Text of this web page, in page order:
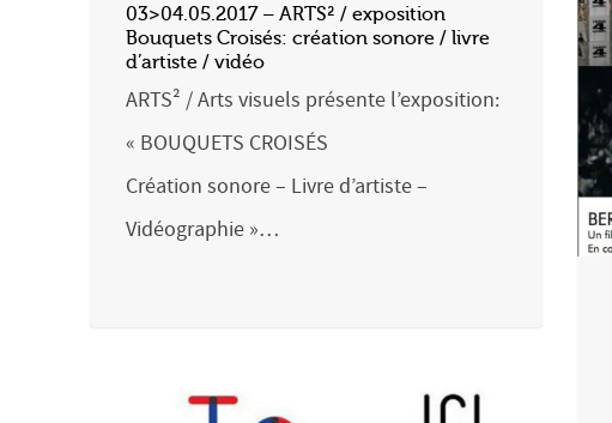
03>04.05.2017 – ARTS² / exposition
Bouquets Croisés: création sonore / livre
d’artiste / vidéo
ARTS² / Arts visuels présente l’exposition:
« BOUQUETS CROISÉS
Création sonore – Livre d’artiste –
Vidéographie »…